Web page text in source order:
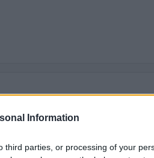
Information
third parties, or processing of your
| ΘΕΣΣΑΛΟΝΙΚΗ